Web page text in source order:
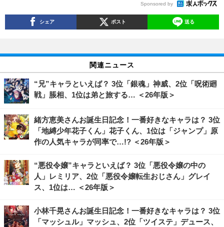
Sponsored by
シェア ポスト 送る
関連ニュース
“兄”キャラといえば？ 3位「銀魂」神威、2位「呪術廻
戦」脹相、1位は弟と旅する… ＜26年版＞
緒方恵美さんお誕生日記念！一番好きなキャラは？ 3位
「地縛少年花子くん」花子くん、1位は「ジャンプ」原
作の人気キャラが同率で…!? ＜26年版＞
“悪役令嬢”キャラといえば？ 3位「悪役令嬢の中の
人」レミリア、2位「悪役令嬢転生おじさん」グレイ
ス、1位は… ＜26年版＞
小林千晃さんお誕生日記念！一番好きなキャラは？ 3位
「マッシュル」マッシュ、2位「ツイステ」デュース、